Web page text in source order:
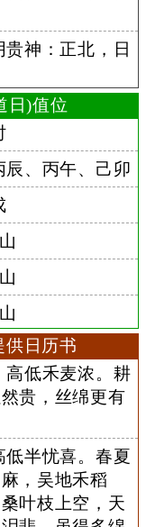
神：正北，日
日)值位
、丙午、己卯
供日历书
高低禾麦浓。耕
贵，丝绵更有
半忧喜。春夏
，吴地禾稻
叶枝上空，天